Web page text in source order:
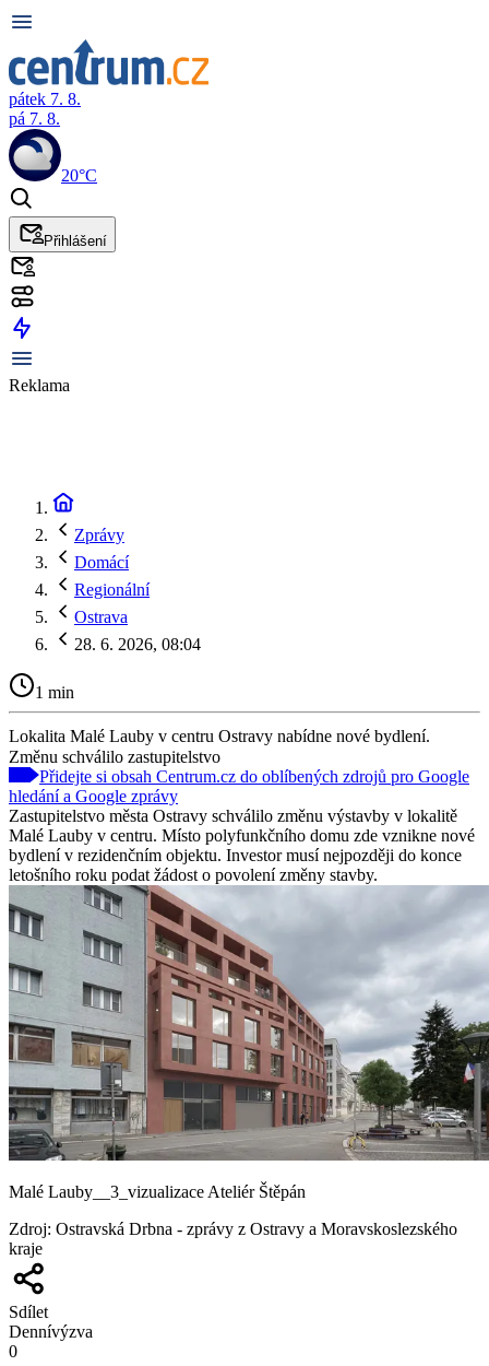
pátek 7. 8.
pá 7. 8.
20°C
Přihlášení
Reklama
Zprávy
Domácí
Regionální
Ostrava
28. 6. 2026, 08:04
1 min
Lokalita Malé Lauby v centru Ostravy nabídne nové bydlení.
Změnu schválilo zastupitelstvo
Přidejte si obsah Centrum.cz do oblíbených zdrojů pro Google
hledání a Google zprávy
Zastupitelstvo města Ostravy schválilo změnu výstavby v lokalitě
Malé Lauby v centru. Místo polyfunkčního domu zde vznikne nové
bydlení v rezidenčním objektu. Investor musí nejpozději do konce
letošního roku podat žádost o povolení změny stavby.
Malé Lauby__3_vizualizace Ateliér Štěpán
Zdroj: Ostravská Drbna - zprávy z Ostravy a Moravskoslezského
kraje
Sdílet
Dennívýzva
0